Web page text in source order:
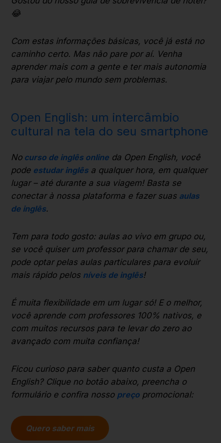
😂
Com estas informações básicas, você já está no
caminho certo. Mas não pare por aí. Venha
aprender mais com a gente e ter mais autonomia
para viajar pelo mundo sem problemas.
Open English: um intercâmbio
cultural na tela do seu smartphone
Nocurso de inglês online da Open English, você
pode estudar inglêsa qualquer hora, em qualquer
lugar – até durante a sua viagem! Basta se
conectar à nossa plataforma e fazer suas aulas
de inglês.
Tem para todo gosto: aulas ao vivo em grupo ou,
se você quiser um professor para chamar de seu,
pode optar pelas aulas particulares para evoluir
mais rápido pelos níveis de inglês!
É muita flexibilidade em um lugar só! E o melhor,
você aprende com professores 100% nativos, e
com muitos recursos para te levar do zero ao
avançado com muita confiança!
Ficou curioso para saber quanto custa a Open
English? Clique no botão abaixo, preencha o
formulário e confira nosso preço promocional:
Quero saber mais